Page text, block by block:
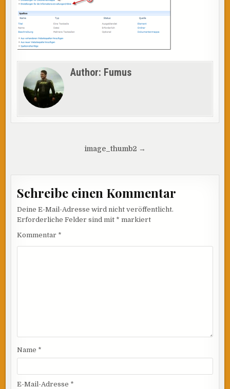
Author: Fumus
Beitragsnavigation
image_thumb2 →
Schreibe einen Kommentar
Deine E-Mail-Adresse wird nicht veröffentlicht.
Erforderliche Felder sind mit * markiert
Kommentar *
Name *
E-Mail-Adresse *